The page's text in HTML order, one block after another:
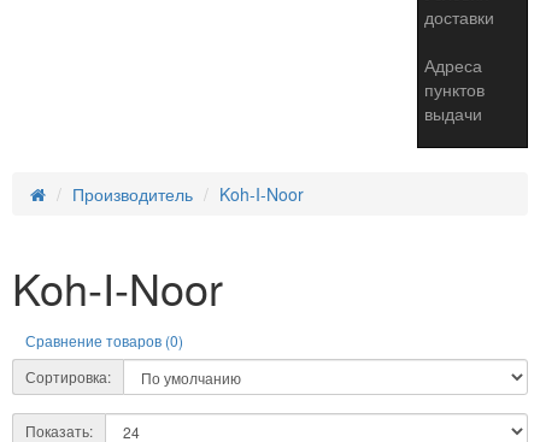
доставки
Адреса
пунктов
выдачи
Производитель Koh-I-Noor
Koh-I-Noor
Сравнение товаров (0)
Сортировка:
Показать: